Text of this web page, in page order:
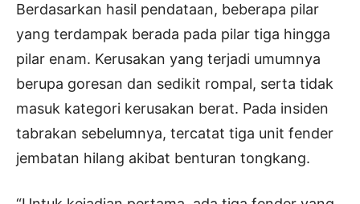
Berdasarkan hasil pendataan, beberapa pilar
yang terdampak berada pada pilar tiga hingga
pilar enam. Kerusakan yang terjadi umumnya
berupa goresan dan sedikit rompal, serta tidak
masuk kategori kerusakan berat. Pada insiden
tabrakan sebelumnya, tercatat tiga unit fender
jembatan hilang akibat benturan tongkang.